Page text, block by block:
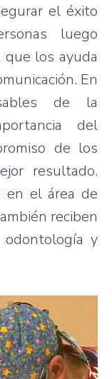
el éxito
luego
los ayuda
En
de la
del
de los
resultado.
en el área de
reciben
odontología y